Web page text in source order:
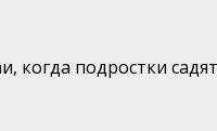
когда подростки